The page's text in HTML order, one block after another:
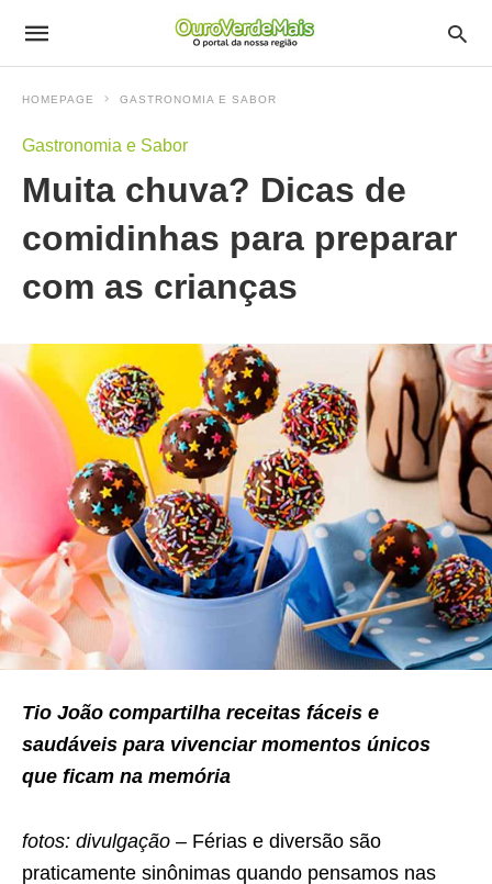
HOMEPAGE GASTRONOMIA E SABOR
Gastronomia e Sabor
Muita chuva? Dicas de
comidinhas para preparar
com as crianças
Tio João compartilha receitas fáceis e
saudáveis para vivenciar momentos únicos
que ficam na memória
fotos: divulgação – Férias e diversão são
praticamente sinônimas quando pensamos nas